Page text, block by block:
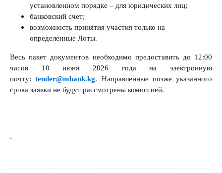
установленном порядке – для юридических лиц;
банковский счет;
возможность принятия участия только на
определенные Лоты.
Весь пакет документов необходимо предоставить до 12:00
часов 10 июня 2026 года на электронную
почту:tender@mbank.kg. Направленные позже указанного
срока заявки не будут рассмотрены комиссией.
.